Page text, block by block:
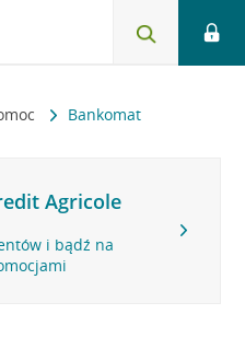
Bankomat
Agricole
i bądź na